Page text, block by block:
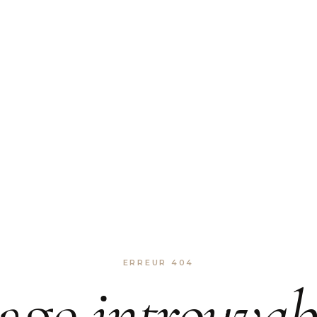
ERREUR 404